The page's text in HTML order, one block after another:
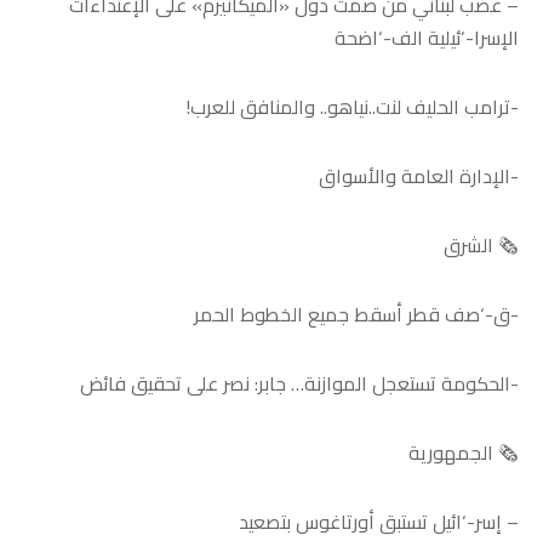
الإسرا-‘ئيلية الف-‘اضحة
-ترامب الحليف لنت..نياهو.. والمنافق للعرب!
-الإدارة العامة والأسواق
🗞️ الشرق
-ق-‘صف قطر أسقط جميع الخطوط الحمر
-الحكومة تستعجل الموازنة… جابر: نصر على تحقيق فائض
🗞️ الجمهورية
– إسر-‘ائيل تستبق أورتاغوس بتصعيد